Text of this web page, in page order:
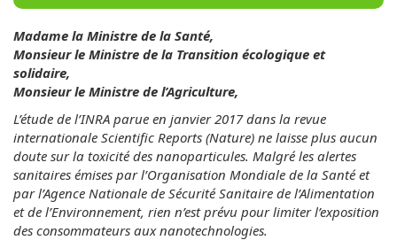
Madame la Ministre de la Santé,
Monsieur le Ministre de la Transition écologique et
solidaire,
Monsieur le Ministre de l’Agriculture,
L’étude de l’INRA parue en janvier 2017 dans la revue
internationale Scientific Reports (Nature) ne laisse plus aucun
doute sur la toxicité des nanoparticules. Malgré les alertes
sanitaires émises par l’Organisation Mondiale de la Santé et
par l’Agence Nationale de Sécurité Sanitaire de l’Alimentation
et de l’Environnement, rien n’est prévu pour limiter l’exposition
des consommateurs aux nanotechnologies.